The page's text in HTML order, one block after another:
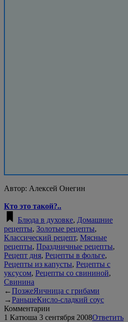
Автор: Алексей Онегин
Кто это такой?..
Блюда в духовке, Домашние
рецепты, Золотые рецепты,
Классический рецепт, Мясные
рецепты, Праздничные рецепты,
Рецепт дня, Рецепты в фольге,
Рецепты из капусты, Рецепты с
уксусом, Рецепты со свининой,
Свинина
←ПозжеЯичница с грибами
→РаньшеКисло-сладкий соус
Комментарии
1 Катюша 3 сентября 2008Ответить